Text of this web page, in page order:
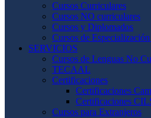
Cursos Curriculares
Cursos NO curriculares
Cursos y Diplomados
Cursos de
SERVICIOS
Cursos de Lenguas No
TECAAL
Certificaciones
Certificaciones
Certificaciones
Cursos para Extranjeros